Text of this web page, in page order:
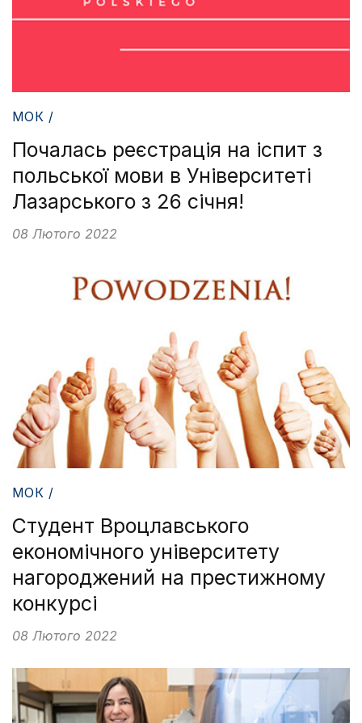
МОК /
Почалась реєстрація на іспит з
польської мови в Університеті
Лазарського з 26 січня!
08 Лютого 2022
МОК /
Студент Вроцлавського
економічного університету
нагороджений на престижному
конкурсі
08 Лютого 2022